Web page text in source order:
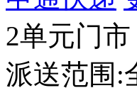
2单元门市
派送范围: